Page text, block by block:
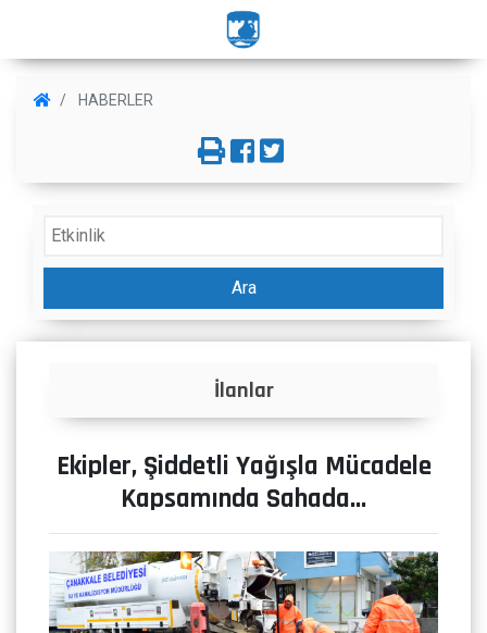
HABERLER
Ara
Ekipler, Şiddetli Yağışla Mücadele
Kapsamında Sahada…